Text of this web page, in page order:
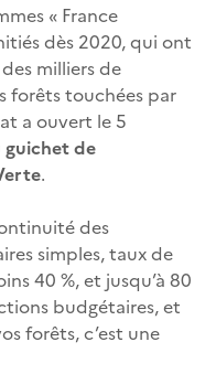
« France
dès 2020, qui ont
milliers de
forêts touchées par
a ouvert le 5
guichet de
.
des
simples, taux de
40 %, et jusqu’à 80
budgétaires, et
forêts, c’est une